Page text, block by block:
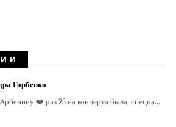
Горбенко
❤️ раз 25 на концерта была, специа...